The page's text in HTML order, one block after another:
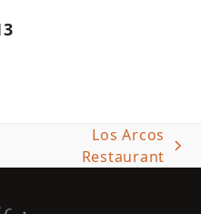
Los Arcos
Restaurant